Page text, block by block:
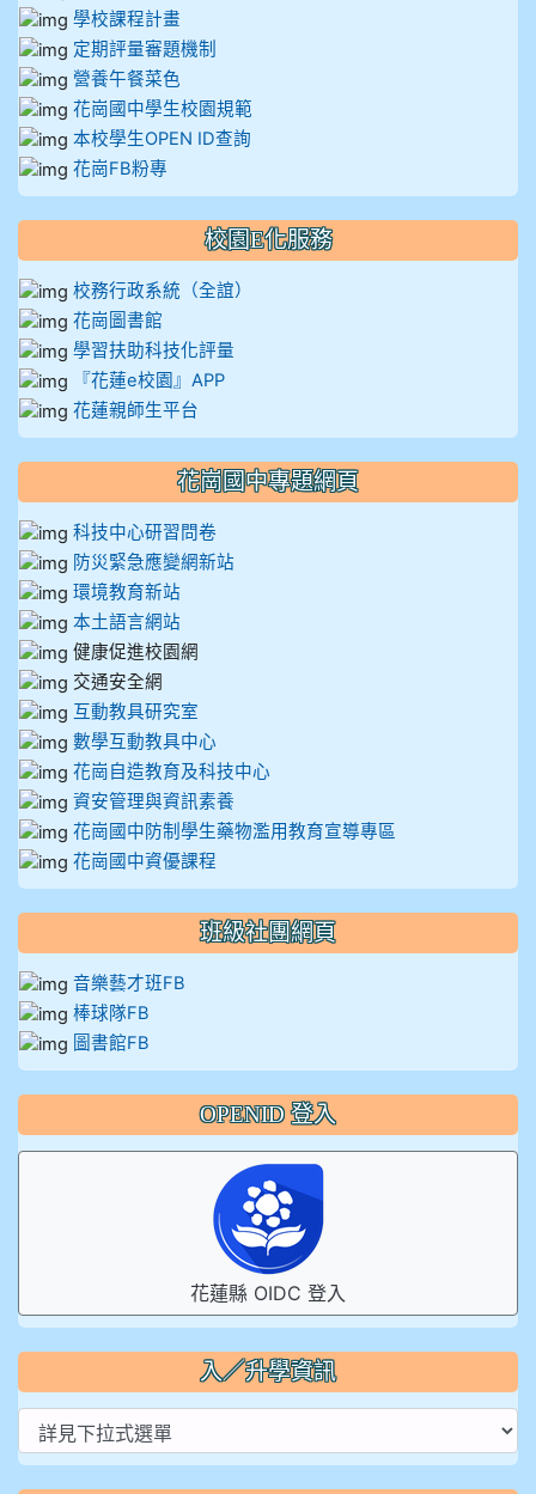
學校課程計畫
定期評量審題機制
營養午餐菜色
花崗國中學生校園規範
本校學生OPEN ID查詢
花崗FB粉專
校園E化服務
校務行政系統（全誼）
花崗圖書館
學習扶助科技化評量
『花蓮e校園』APP
花蓮親師生平台
花崗國中專題網頁
科技中心研習問卷
防災緊急應變網新站
環境教育新站
本土語言網站
健康促進校園網
交通安全網
互動教具研究室
數學互動教具中心
花崗自造教育及科技中心
資安管理與資訊素養
花崗國中防制學生藥物濫用教育宣導專區
花崗國中資優課程
班級社團網頁
音樂藝才班FB
棒球隊FB
圖書館FB
OPENID 登入
花蓮縣 OIDC 登入
入／升學資訊